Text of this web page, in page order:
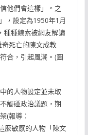
他們會這樣」。之
，設定為1950年1月
種種線索被網友解讀
死亡的陳文成教
合，引起風潮。(圖
的人物設定並未取
觸碰政治議題，期
(報導：
麼敏感的人物「陳文